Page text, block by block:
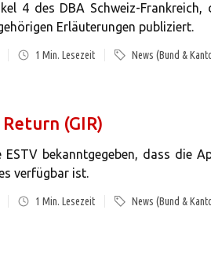
4 des DBA Schweiz-
Erläuterungen publiziert.
1 Min. Lesezeit News (Bund &
(GIR)
bekanntgegeben, dass die
verfügbar ist.
1 Min. Lesezeit News (Bund &